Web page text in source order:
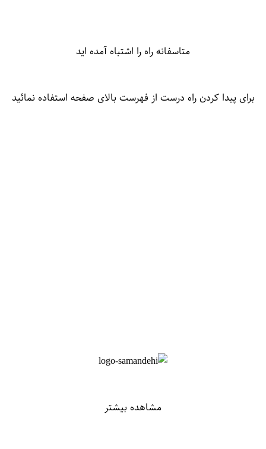
متاسفانه راه را اشتباه آمده اید
برای پیدا کردن راه درست از فهرست بالای صفحه استفاده نمائید
مشاهده بیشتر